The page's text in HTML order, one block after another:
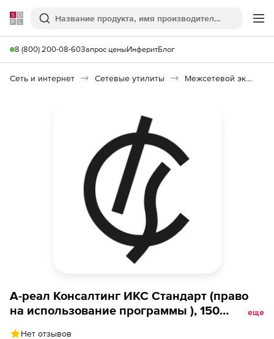
Softline
Поиск
8 (800) 200-08-60Запрос ценыИнферитБлог
Сеть и интернет Сетевые утилиты Межсетевой экран ИКС
А-реал Консалтинг ИКС Стандарт (право
на использование программы ), 150
еще
Нет отзывов